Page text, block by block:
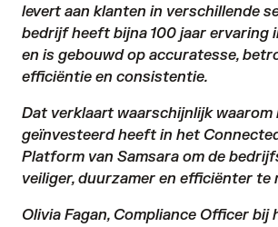
levert aan klanten in verschillende
bedrijf heeft bijna 100 jaar ervaring
en is gebouwd op accuratesse,
efficiëntie en consistentie.
Dat verklaart waarschijnlijk waarom
geïnvesteerd heeft in het
Platform van Samsara om de
veiliger, duurzamer en efficiënter te
Olivia Fagan, Compliance Officer bij